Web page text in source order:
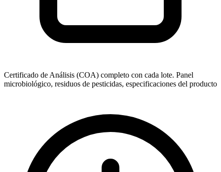
Certificado de Análisis (COA) completo con cada lote. Panel
microbiológico, residuos de pesticidas, especificaciones del producto